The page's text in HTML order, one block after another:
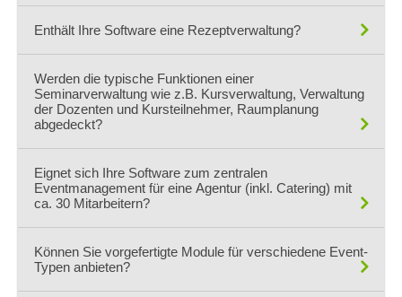
Reservierungsverwaltung
Ressourcenmanagement
Ressourcenplanung
Schnellerfassungsmaske
Schnittstelle Finanzbuchhaltung
Schnittstellen
Schülerverwaltung
Schulungszertifikate
selbstlernende Datenbank
Spendenverwaltung
SQL-Abfragen
ja, ist möglich
Zusatzmodul REssourcenverwaltung für Räume, Dozenten,
Material
Enthält Ihre Software eine Rezeptverwaltung?
nein
Anlagen in verschiedenen Formaten können zum Datensatz
abgelgt werden.
Werden die typische Funktionen einer
Seminarverwaltung wie z.B. Kursverwaltung, Verwaltung
der Dozenten und Kursteilnehmer, Raumplanung
abgedeckt?
ja
Eignet sich Ihre Software zum zentralen
Eventmanagement für eine Agentur (inkl. Catering) mit
ca. 30 Mitarbeitern?
ja
Können Sie vorgefertigte Module für verschiedene Event-
Typen anbieten?